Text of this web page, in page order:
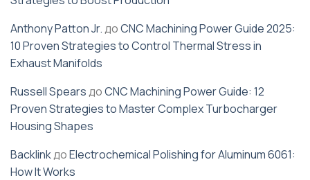
Anthony Patton Jr.доCNC Machining Power Guide 2025:
10 Proven Strategies to Control Thermal Stress in
Exhaust Manifolds
Russell SpearsдоCNC Machining Power Guide: 12
Proven Strategies to Master Complex Turbocharger
Housing Shapes
BacklinkдоElectrochemical Polishing for Aluminum 6061:
How It Works